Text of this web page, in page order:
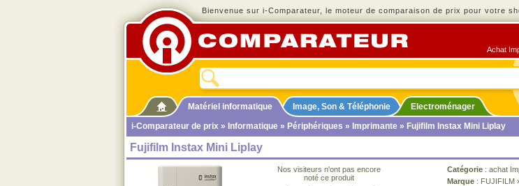
Bienvenue sur i-Comparateur, le moteur de comparaison de prix pour votre
Achat
Matériel informatique Image, Son & Téléphonie
Electroménager
i-Comparateur de prix » Informatique » Périphériques » Imprimante » Fujifilm Instax Mini Liplay
Fujifilm Instax Mini Liplay
Nos visiteurs n'ont pas encore
noté ce produit
Catégorie : achat
Marque : FUJIFILM